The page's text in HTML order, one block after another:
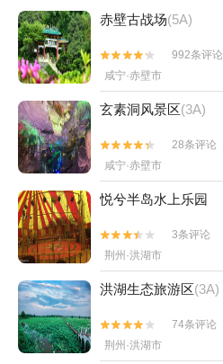
赤壁古战场(5A)


992条评论
咸宁·赤壁市
玄素洞风景区(3A)


28条评论
咸宁·赤壁市
悦兮半岛水上乐园


3条评论
荆州·洪湖市
洪湖生态旅游区(3A)


74条评论
荆州·洪湖市